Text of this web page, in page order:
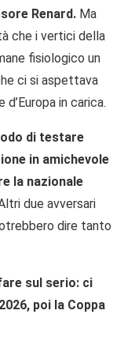
Renard. Ma
che i vertici della
fisiologico un
ci si aspettava
in carica.
di testare
in amichevole
la nazionale
due avversari
dire tanto
sul serio: ci
poi la Coppa